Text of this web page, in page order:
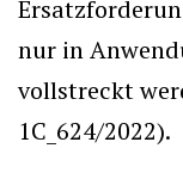
nur in
vollstreckt
1C_624/2022).